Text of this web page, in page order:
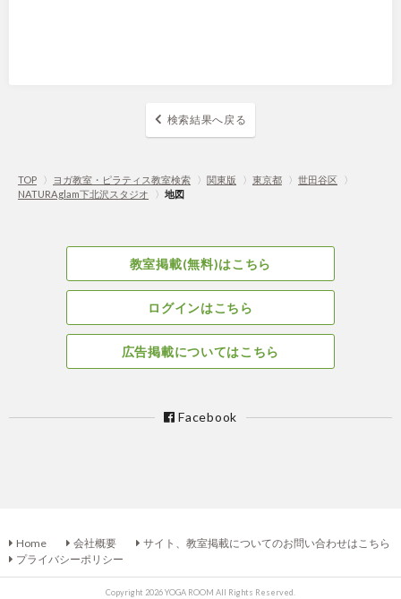
検索結果へ戻る
TOP 〉 ヨガ教室・ピラティス教室検索 〉 関東版 〉 東京都 〉 世田谷区
〉
NATURAglam下北沢スタジオ
〉 地図
教室掲載(無料)はこちら
ログインはこちら
広告掲載についてはこちら
Facebook
Home 会社概要
サイト、教室掲載についてのお問い合わせはこちら
プライバシーポリシー
Copyright 2026 YOGA ROOM All Rights Reserved.